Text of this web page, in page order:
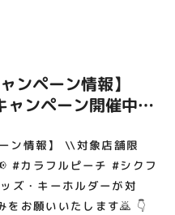
営業時間
RECRUIT
スタッフ募集
ンペーン情報】
ンペーン開催中📢
ーホルダーが対象‼️
みをお願いいたしま
確認ください👇
ン情報】 \\対象店舗限
#カラフルピーチ #シクフ
ズ・キーホルダーが対
お願いいたします🙇 👇